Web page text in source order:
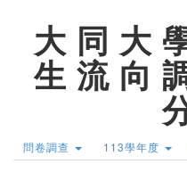
大 同 大
生 流 向
問卷調查 113學年度